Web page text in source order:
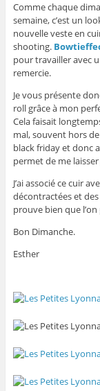
Comme chaque
semaine, c’est un
nouvelle veste en
shooting.
pour travailler avec
remercie.
Je vous présente
roll grâce à mon
Cela faisait
mal, souvent hors
black friday et donc
permet de me
J’ai associé ce cuir
décontractées et
prouve bien que
Bon Dimanche.
Esther